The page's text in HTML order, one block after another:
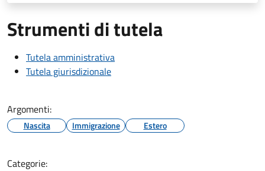
Strumenti di tutela
Tutela amministrativa
Tutela giurisdizionale
Argomenti:
Nascita Immigrazione Estero
Categorie: